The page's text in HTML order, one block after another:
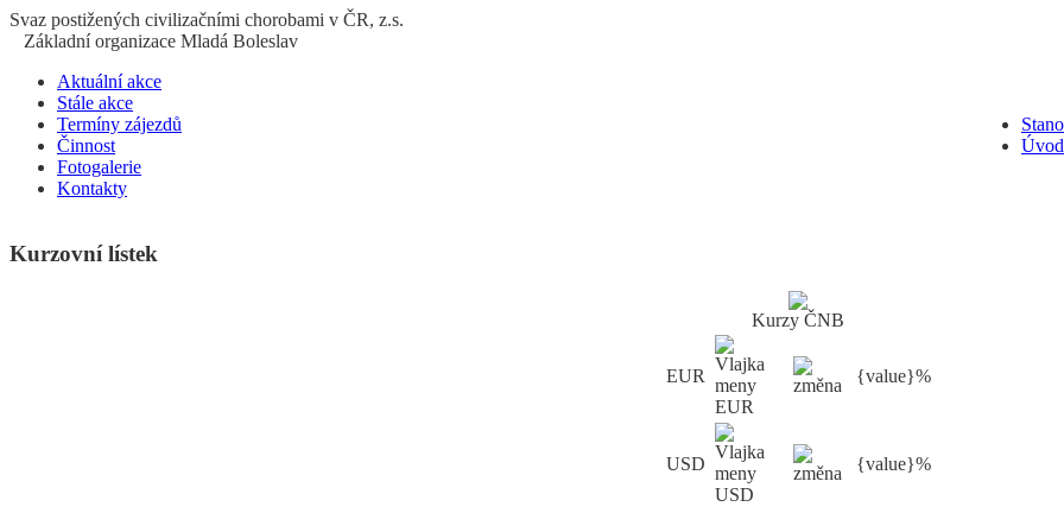
Svaz postižených civilizačními chorobami v ČR, z.s.
Základní organizace Mladá Boleslav
Aktuální akce
Stále akce
Termíny zájezdů
Činnost
Fotogalerie
Kontakty
Úvod
Kurzovní lístek
Kurzy ČNB
EUR {value}%
USD {value}%